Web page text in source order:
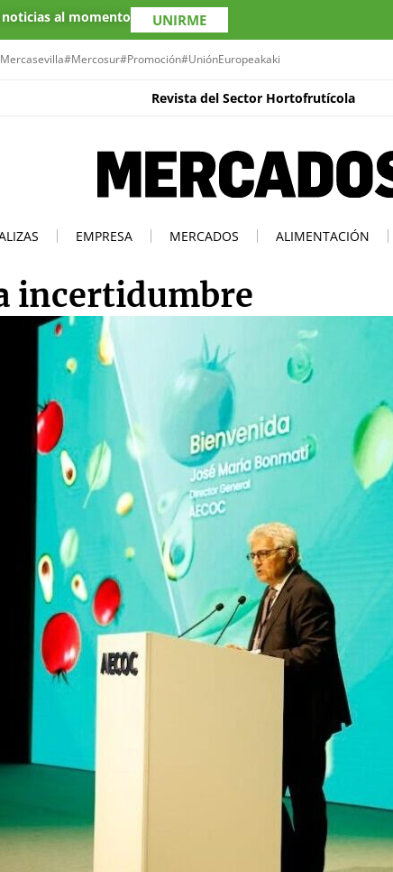
noticias al momento UNIRME
#Mercosur#Promoción#UniónEuropeakaki
Revista del Sector Hortofrutícola
EMPRESA MERCADOS ALIMENTACIÓN
incertidumbre